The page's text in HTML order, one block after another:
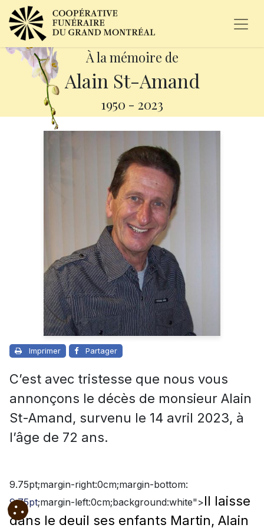
À la mémoire de
Alain St-Amand
1950 - 2023
Imprimer Partager
C’est avec tristesse que nous vous
annonçons le décès de monsieur Alain
St-Amand, survenu le 14 avril 2023, à
l’âge de 72 ans.
9.75pt;margin-right:0cm;margin-bottom:
9.75pt;margin-left:0cm;background:white">Il laisse
dans le deuil ses enfants Martin, Alain